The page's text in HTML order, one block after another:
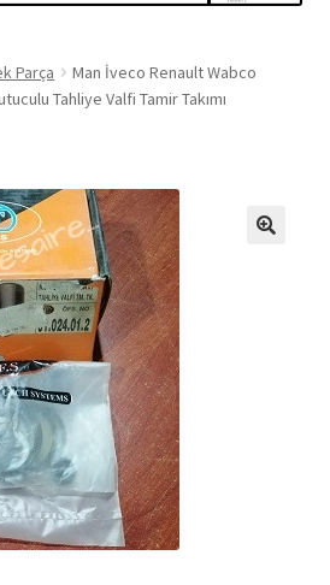
Parça
Man İveco Renault Wabco
Tahliye Valfi Tamir Takımı